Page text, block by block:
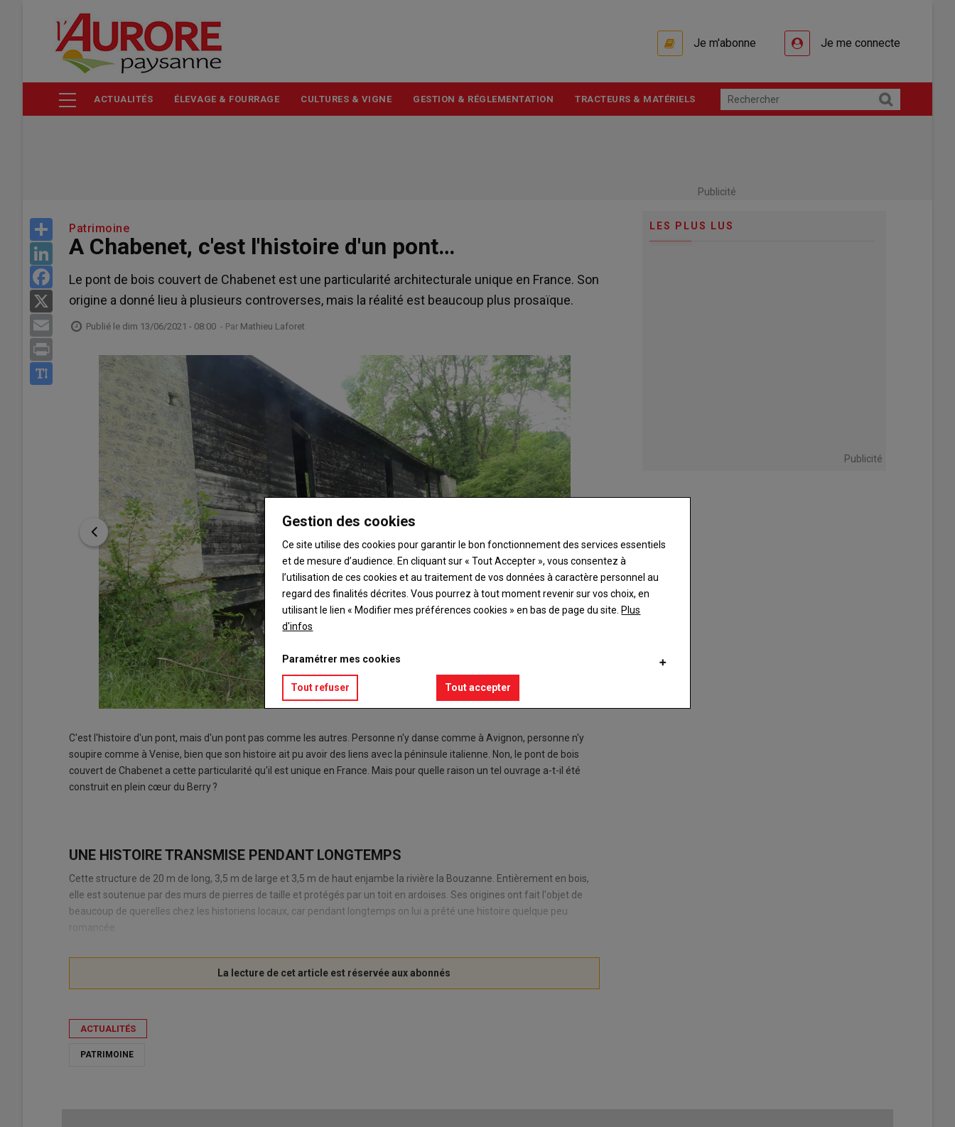
contenu
Je m'abonne Je me connecte
ACTUALITÉS ÉLEVAGE & FOURRAGE CULTURES & VIGNE GESTION & RÉGLEMENTATION TRACTEURS & MATÉRIELS
Publicité
Share
LinkedIn
Facebook
Email
Patrimoine
A Chabenet, c'est l'histoire d'un pont…
Le pont de bois couvert de Chabenet est une particularité architecturale unique en France. Son
origine a donné lieu à plusieurs controverses, mais la réalité est beaucoup plus prosaïque.
Publié le dim 13/06/2021 - 08:00 - Par Mathieu Laforet
C'est l'histoire d'un pont, mais d'un pont pas comme les autres. Personne n'y danse comme à Avignon, personne n'y
soupire comme à Venise, bien que son histoire ait pu avoir des liens avec la péninsule italienne. Non, le pont de bois
couvert de Chabenet a cette particularité qu'il est unique en France. Mais pour quelle raison un tel ouvrage a-t-il été
construit en plein cœur du Berry ?
UNE HISTOIRE TRANSMISE PENDANT LONGTEMPS
Cette structure de 20 m de long, 3,5 m de large et 3,5 m de haut enjambe la rivière la Bouzanne. Entièrement en bois,
elle est soutenue par des murs de pierres de taille et protégés par un toit en ardoises. Ses origines ont fait l'objet de
beaucoup de querelles chez les historiens locaux, car pendant longtemps on lui a prêté une histoire quelque peu
ACTUALITÉS
PATRIMOINE
LES PLUS LUS
Publicité
Gestion des cookies
Ce site utilise des cookies pour garantir le bon fonctionnement des services essentiels
et de mesure d’audience. En cliquant sur « Tout Accepter », vous consentez à
l’utilisation de ces cookies et au traitement de vos données à caractère personnel au
regard des finalités décrites. Vous pourrez à tout moment revenir sur vos choix, en
utilisant le lien « Modifier mes préférences cookies » en bas de page du site. Plus
d'infos
Paramétrer mes cookies
Tout refuser Tout accepter